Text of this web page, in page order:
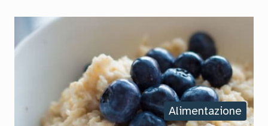
Alimentazione